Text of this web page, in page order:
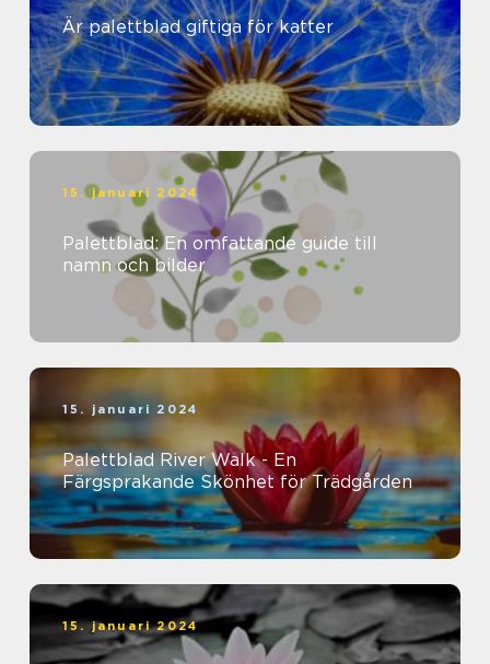
Är palettblad giftiga för katter
15. januari 2024
Palettblad: En omfattande guide till
namn och bilder
15. januari 2024
Palettblad River Walk - En
Färgsprakande Skönhet för Trädgården
15. januari 2024